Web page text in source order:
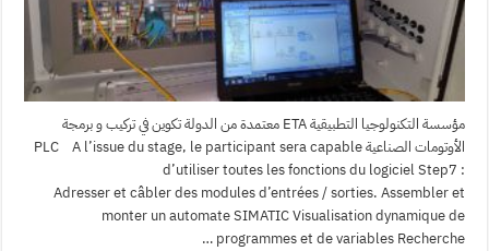
مؤسسة التكنولوجيا التطبيقية ETA معتمدة من الدولة تكوين في تركيب و برمجة
الأوتومات الصناعية PLC A l’issue du stage, le participant sera capable
d’utiliser toutes les fonctions du logiciel Step7 :
Adresser et câbler des modules d’entrées / sorties. Assembler et
monter un automate SIMATIC Visualisation dynamique de
programmes et de variables Recherche …